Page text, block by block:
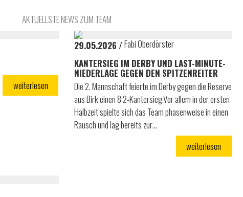
AKTUELLSTE NEWS ZUM TEAM
weiterlesen
29.05.2026
Fabi Oberdörster
KANTERSIEG IM DERBY UND LAST-MINUTE-
NIEDERLAGE GEGEN DEN SPITZENREITER
Die 2. Mannschaft feierte im Derby gegen die Reserve
aus Birk einen 8:2-Kantersieg.Vor allem in der ersten
Halbzeit spielte sich das Team phasenweise in einen
Rausch und lag bereits zur…
weiterlesen